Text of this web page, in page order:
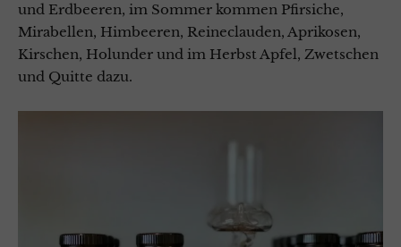
und Erdbeeren, im Sommer kommen Pfirsiche,
Mirabellen, Himbeeren, Reineclauden, Aprikosen,
Kirschen, Holunder und im Herbst Apfel, Zwetschen
und Quitte dazu.